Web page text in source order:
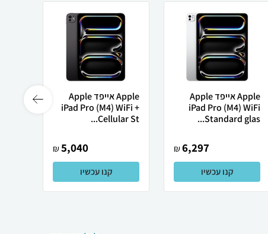
Apple אייפד Apple
iPad Pro (M4) WiFi
Standard glas...
6,297
₪
קנו עכשיו
Apple אייפד Apple
iPad Pro (M4) WiFi +
Cellular St...
5,040
₪
קנו עכשיו